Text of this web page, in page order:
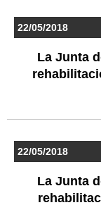
22/05/2018
La Junta
22/05/2018
La Junta